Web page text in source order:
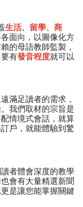
生活、留學、商
面向，以圖像化方
的母語教師監製，
有發音程度就可以
遠滿足讀者的需求，
我們取材的宗旨是
情境式會話，就算
戶，就能體驗到驚
者體會深度的教學
會有大量精選新聞
是讓您能掌握關鍵